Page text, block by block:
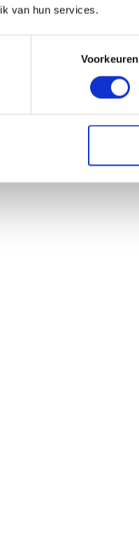
van hun services.
Voorkeuren